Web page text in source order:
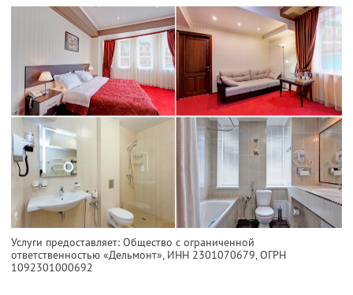
Услуги предоставляет: Общество с ограниченной
ответственностью «Дельмонт», ИНН 2301070679, ОГРН
1092301000692